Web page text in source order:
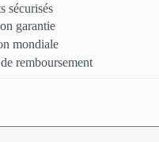
sécurisés
garantie
mondiale
remboursement